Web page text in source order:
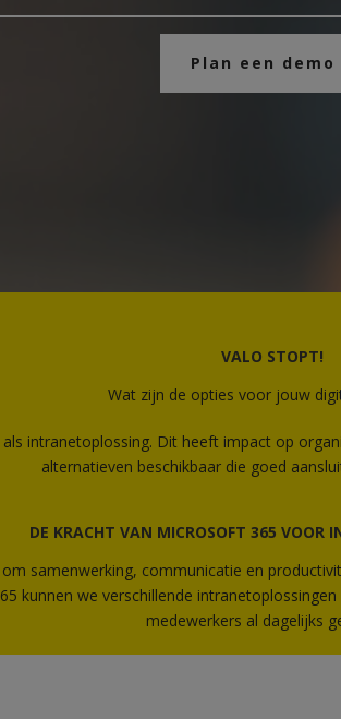
Plan een demo
VALO STOPT!
Wat zijn de opties voor jouw
intranetoplossing. Dit heeft impact op
alternatieven beschikbaar die goed
DE KRACHT VAN MICROSOFT 365 VOOR
samenwerking, communicatie en
kunnen we verschillende
medewerkers al dagelijks